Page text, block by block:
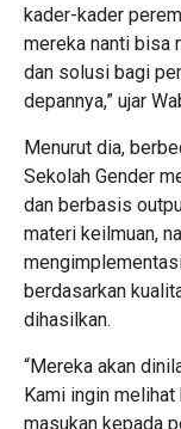
kader-kader
mereka nanti bisa
dan solusi bagi
depannya,” ujar
Menurut dia,
Sekolah Gender
dan berbasis
materi keilmuan,
berdasarkan
dihasilkan.
“Mereka akan
Kami ingin
masukan kepada